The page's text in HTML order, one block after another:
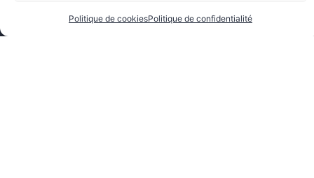
Politique de cookiesPolitique de confidentialité